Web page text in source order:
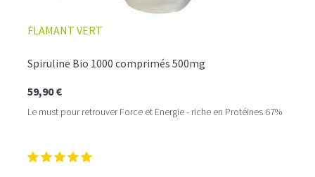
FLAMANT VERT
Spiruline Bio 1000 comprimés 500mg
59,90 €
Le must pour retrouver Force et Energie - riche en Protéines 67%